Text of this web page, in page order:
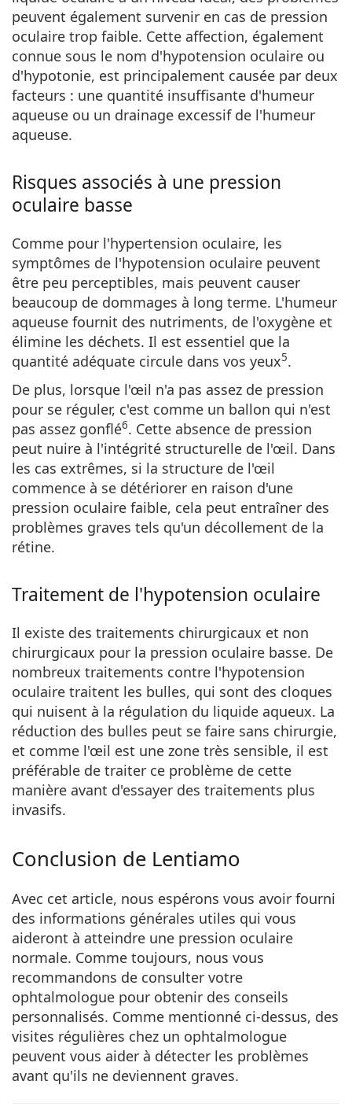
peuvent également survenir en cas de pression
oculaire trop faible. Cette affection, également
connue sous le nom d'hypotension oculaire ou
d'hypotonie, est principalement causée par deux
facteurs : une quantité insuffisante d'humeur
aqueuse ou un drainage excessif de l'humeur
aqueuse.
Risques associés à une pression
oculaire basse
Comme pour l'hypertension oculaire, les
symptômes de l'hypotension oculaire peuvent
être peu perceptibles, mais peuvent causer
beaucoup de dommages à long terme. L'humeur
aqueuse fournit des nutriments, de l'oxygène et
élimine les déchets. Il est essentiel que la
quantité adéquate circule dans vos yeux5.
De plus, lorsque l'œil n'a pas assez de pression
pour se réguler, c'est comme un ballon qui n'est
pas assez gonflé6. Cette absence de pression
peut nuire à l'intégrité structurelle de l'œil. Dans
les cas extrêmes, si la structure de l'œil
commence à se détériorer en raison d'une
pression oculaire faible, cela peut entraîner des
problèmes graves tels qu'un décollement de la
rétine.
Traitement de l'hypotension oculaire
Il existe des traitements chirurgicaux et non
chirurgicaux pour la pression oculaire basse. De
nombreux traitements contre l'hypotension
oculaire traitent les bulles, qui sont des cloques
qui nuisent à la régulation du liquide aqueux. La
réduction des bulles peut se faire sans chirurgie,
et comme l'œil est une zone très sensible, il est
préférable de traiter ce problème de cette
manière avant d'essayer des traitements plus
invasifs.
Conclusion de Lentiamo
Avec cet article, nous espérons vous avoir fourni
des informations générales utiles qui vous
aideront à atteindre une pression oculaire
normale. Comme toujours, nous vous
recommandons de consulter votre
ophtalmologue pour obtenir des conseils
personnalisés. Comme mentionné ci-dessus, des
visites régulières chez un ophtalmologue
peuvent vous aider à détecter les problèmes
avant qu'ils ne deviennent graves.